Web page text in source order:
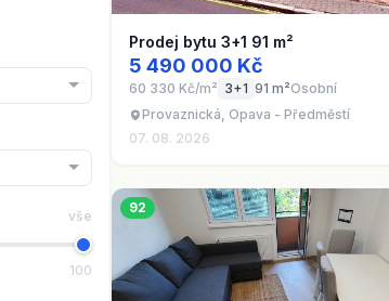
vše
100
Prodej bytu 3+1 91 m²
5 490 000 Kč
60 330 Kč/m² 3+1 91 m²Osobní
Provaznická, Opava - Předměstí
07. 08. 2026
92